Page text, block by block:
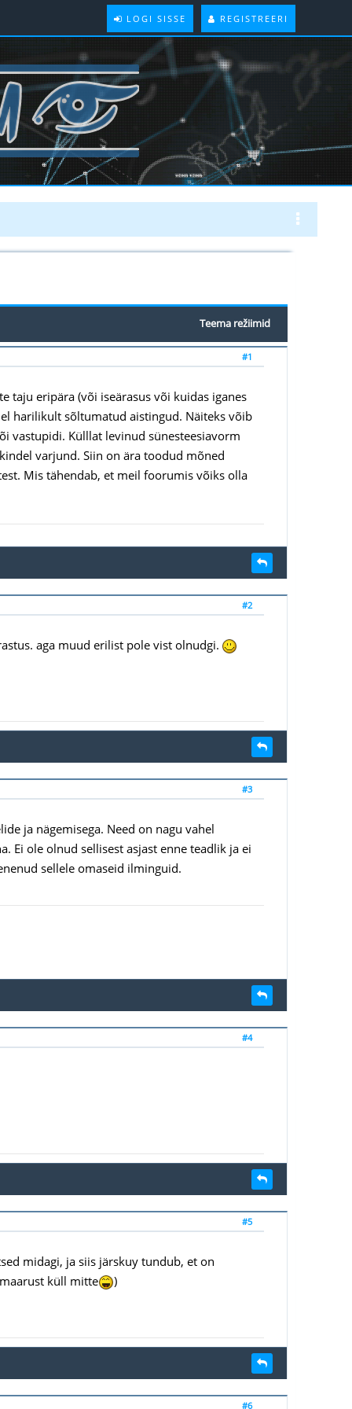
LOGI SISSE REGISTREERI
Teema režiimid
#1
taju eripära (või iseärasus või kuidas iganes
harilikult sõltumatud aistingud. Näiteks võib
vastupidi. Külllat levinud sünesteesiavorm
varjund. Siin on ära toodud mõned
Mis tähendab, et meil foorumis võiks olla
#2
aga muud erilist pole vist olnudgi.
#3
ja nägemisega. Need on nagu vahel
Ei ole olnud sellisest asjast enne teadlik ja ei
sellele omaseid ilminguid.
#4
#5
midagi, ja siis järskuy tundub, et on
küll mitte
)
#6